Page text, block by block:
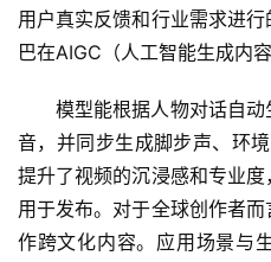
用户真实反馈和行业需求进
巴在AIGC（人工智能生成内
模型能根据人物对话自
音，并同步生成脚步声、环
提升了视频的沉浸感和专业
用于发布。对于全球创作者
作跨文化内容。应用场景与